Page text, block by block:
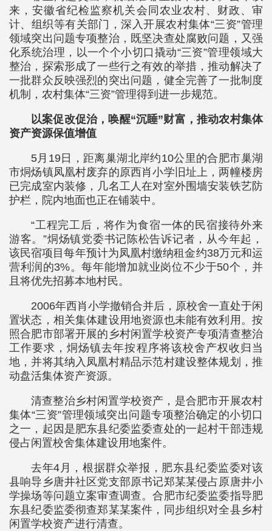
来，安徽省纪检监察机关会同农业农村、财政、审
计、组织等有关部门，深入开展农村集体“三资”管理
领域突出问题专项整治，既坚决查处腐败问题，又强
化系统治理，以一个个小切口撬动“三资”管理领域大
整治，探索形成了一些行之有效的举措，推动解决了
一批群众反映强烈的突出问题，健全完善了一批制度
机制，农村集体“三资”管理得到进一步规范。
以案促改促治，唤醒“沉睡”财富，推动农村集体
资产资源保值增值
5月19日，距离巢湖北岸约10公里的合肥市巢湖
市烔炀镇凤凰村废弃的原西肖小学旧址上，两幢楼房
已完成室内装修，几名工人在对室外围墙安装铁艺防
护栏，院内地面也正在铺装中。
“工程完工后，将作为食宿一体的民宿接待外来
游客。”烔炀镇党委书记陈松告诉记者，从今年起，
该民宿项目每年预计为凤凰村缴纳租金约38万元和运
营利润的3%。每年能增加就业岗位不少于50个，并
且将优先招募本地村民。
2006年西肖小学撤销合并后，原校舍一直处于闲
置状态，相关集体建设用地资源也未能有效利用。按
照合肥市部署开展的乡村闲置学校资产专项清查整治
工作要求，烔炀镇去年按程序将该校舍产权收归当
地，并将其纳入凤凰村精品示范村建设整体规划，推
动盘活集体资产资源。
清查整治乡村闲置学校资产，是合肥市开展农村
集体“三资”管理领域突出问题专项整治确定的小切口
之一，起因是肥东县纪委监委查处的一起村干部违规
侵占闲置校舍集体建设用地案件。
去年4月，根据群众举报，肥东县纪委监委对该
县响导乡唐井社区党支部原书记郑某某侵占原唐井小
学操场等问题立案审查调查。合肥市纪委监委指导肥
东县纪委监委彻查郑某某案件，同步组织对全县乡村
闲置学校资产进行清查。